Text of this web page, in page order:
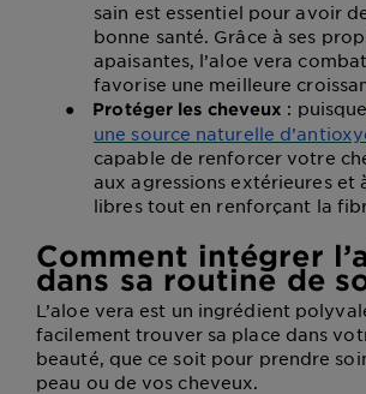
sain est essentiel pour avoir
bonne santé. Grâce à ses
apaisantes, l’aloe vera
favorise une meilleure
●
Protéger les cheveux : puisque
une source naturelle
capable de renforcer votre
aux agressions extérieures et
libres tout en renforçant la
Comment intégrer
dans sa routine de
L’aloe vera est un ingrédient
facilement trouver sa place dans
beauté, que ce soit pour prendre
peau ou de vos cheveux.